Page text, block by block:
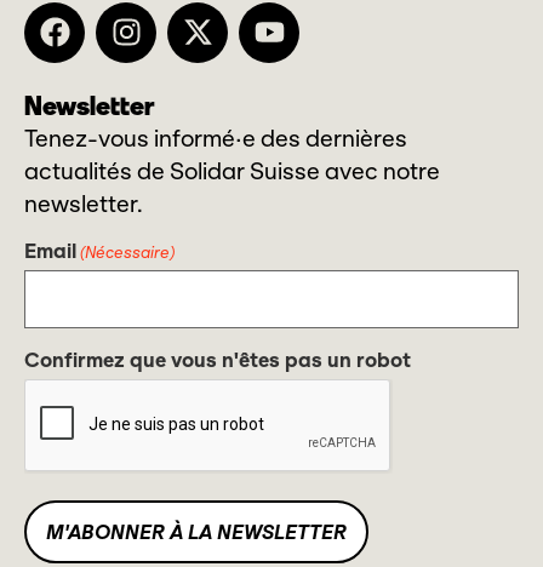
Newsletter
Tenez-vous informé·e des dernières
actualités de Solidar Suisse avec notre
newsletter.
Email(Nécessaire)
Confirmez que vous n'êtes pas un robot